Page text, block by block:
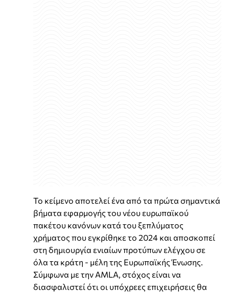
Το κείμενο αποτελεί ένα από τα πρώτα σημαντικά
βήματα εφαρμογής του νέου ευρωπαϊκού
πακέτου κανόνων κατά του ξεπλύματος
χρήματος που εγκρίθηκε το 2024 και αποσκοπεί
στη δημιουργία ενιαίων προτύπων ελέγχου σε
όλα τα κράτη - μέλη της Ευρωπαϊκής Ένωσης.
Σύμφωνα με την AMLA, στόχος είναι να
διασφαλιστεί ότι οι υπόχρεες επιχειρήσεις θα